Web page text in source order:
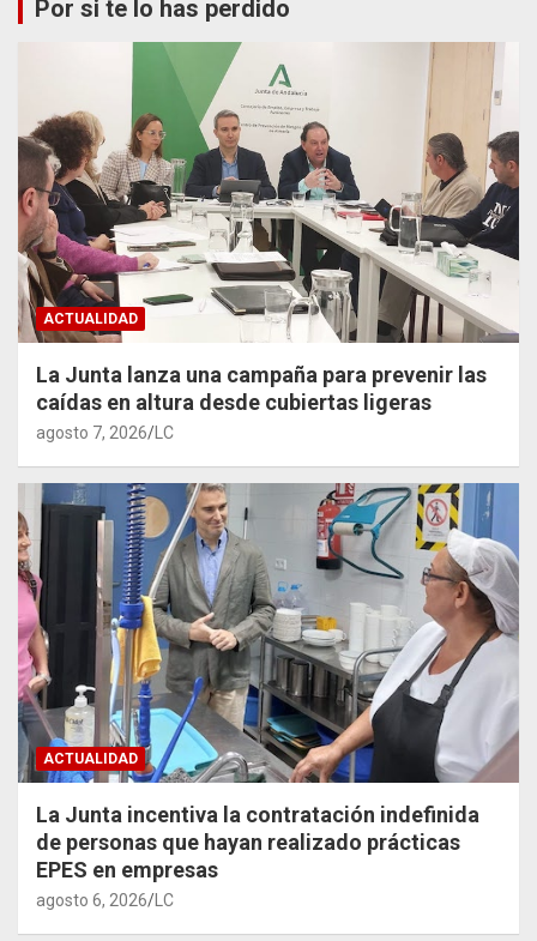
Por si te lo has perdido
ACTUALIDAD
La Junta lanza una campaña para prevenir las
caídas en altura desde cubiertas ligeras
agosto 7, 2026 LC
ACTUALIDAD
La Junta incentiva la contratación indefinida
de personas que hayan realizado prácticas
EPES en empresas
agosto 6, 2026 LC